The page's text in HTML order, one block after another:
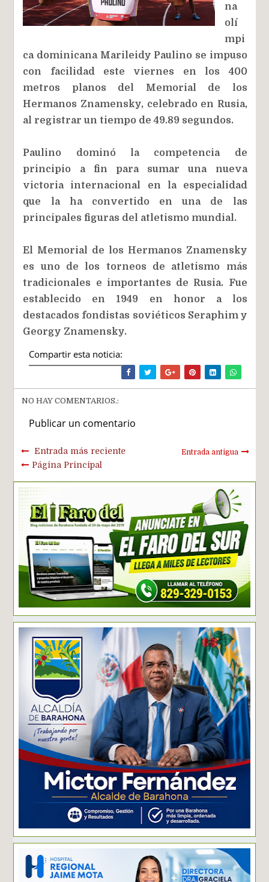
na
olí
mpi
ca dominicana Marileidy Paulino se impuso
con facilidad este viernes en los 400
metros planos del Memorial de los
Hermanos Znamensky, celebrado en Rusia,
al registrar un tiempo de 49.89 segundos.
Paulino dominó la competencia de
principio a fin para sumar una nueva
victoria internacional en la especialidad
que la ha convertido en una de las
principales figuras del atletismo mundial.
El Memorial de los Hermanos Znamensky
es uno de los torneos de atletismo más
tradicionales e importantes de Rusia. Fue
establecido en 1949 en honor a los
destacados fondistas soviéticos Seraphim y
Georgy Znamensky.
Compartir esta noticia:
NO HAY COMENTARIOS.:
Publicar un comentario
Entrada más reciente Entrada antigua
Página Principal